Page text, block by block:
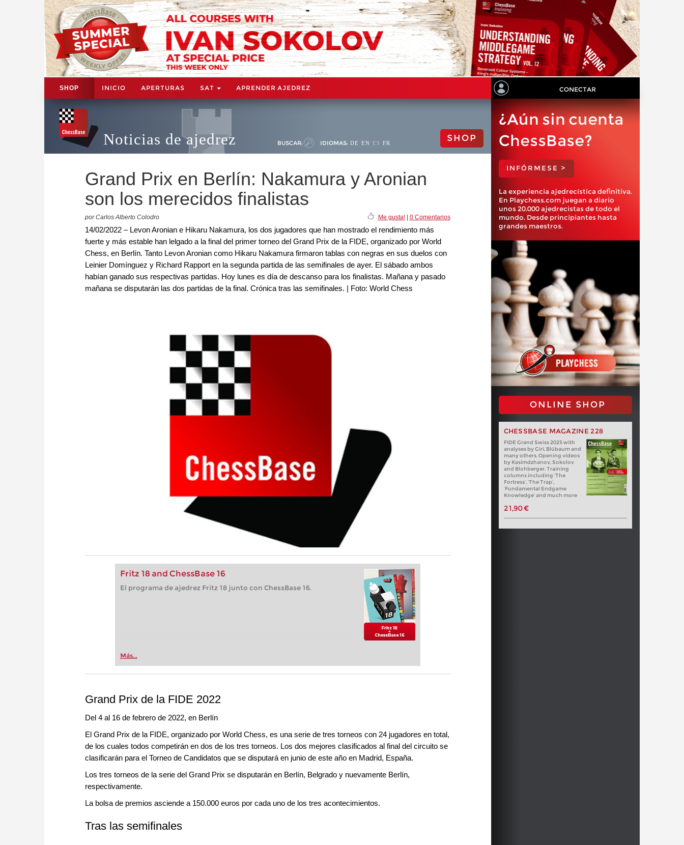
SHOP INICIO APERTURAS SAT APRENDER AJEDREZ CONECTAR
Noticias de ajedrez BUSCAR: IDIOMAS: DE EN ES FR SHOP
Grand Prix en Berlín: Nakamura y Aronian
son los merecidos finalistas
por Carlos Alberto Colodro Me gusta!| 0 Comentarios
14/02/2022 – Levon Aronian e Hikaru Nakamura, los dos jugadores que han mostrado el rendimiento más
fuerte y más estable han lelgado a la final del primer torneo del Grand Prix de la FIDE, organizado por World
Chess, en Berlín. Tanto Levon Aronian como Hikaru Nakamura firmaron tablas con negras en sus duelos con
Leinier Domínguez y Richard Rapport en la segunda partida de las semifinales de ayer. El sábado ambos
habían ganado sus respectivas partidas. Hoy lunes es día de descanso para los finalistas. Mañana y pasado
mañana se disputarán las dos partidas de la final. Crónica tras las semifinales. | Foto: World Chess
Fritz 18 and ChessBase 16
El programa de ajedrez Fritz 18 junto con ChessBase 16.
Más...
¿Aún sin cuenta
ChessBase?
INFÓRMESE >
La experiencia ajedrecística definitiva.
En Playchess.com juegan a diario
unos 20.000 ajedrecistas de todo el
mundo. Desde principiantes hasta
grandes maestros.
ONLINE SHOP
CHESSBASE MAGAZINE 228
FIDE Grand Swiss 2025 with
analyses by Giri, Blübaum and
many others. Opening videos
by Kasimdzhanov, Sokolov
and Blohberger. Training
columns including ‘The
Fortress’, ‘The Trap’,
‘Fundamental Endgame
Knowledge’ and much more
21,90 €
Grand Prix de la FIDE 2022
Del 4 al 16 de febrero de 2022, en Berlín
El Grand Prix de la FIDE, organizado por World Chess, es una serie de tres torneos con 24 jugadores en total,
de los cuales todos competirán en dos de los tres torneos. Los dos mejores clasificados al final del circuito se
clasificarán para el Torneo de Candidatos que se disputará en junio de este año en Madrid, España.
Los tres torneos de la serie del Grand Prix se disputarán en Berlín, Belgrado y nuevamente Berlín,
respectivamente.
La bolsa de premios asciende a 150.000 euros por cada uno de los tres acontecimientos.
Tras las semifinales